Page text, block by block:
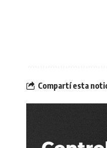
Compartí esta